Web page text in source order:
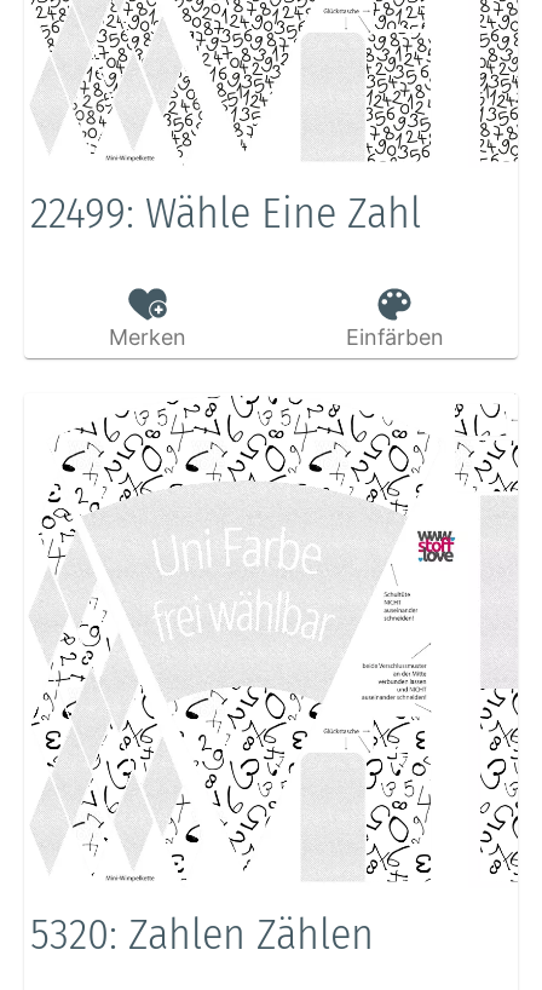
22499: Wähle Eine Zahl
Merken Einfärben
5320: Zahlen Zählen